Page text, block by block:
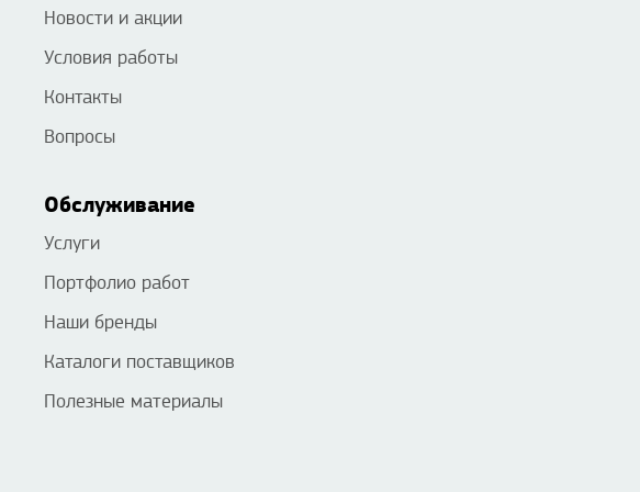
Новости и акции
Условия работы
Контакты
Вопросы
Обслуживание
Услуги
Портфолио работ
Наши бренды
Каталоги поставщиков
Полезные материалы